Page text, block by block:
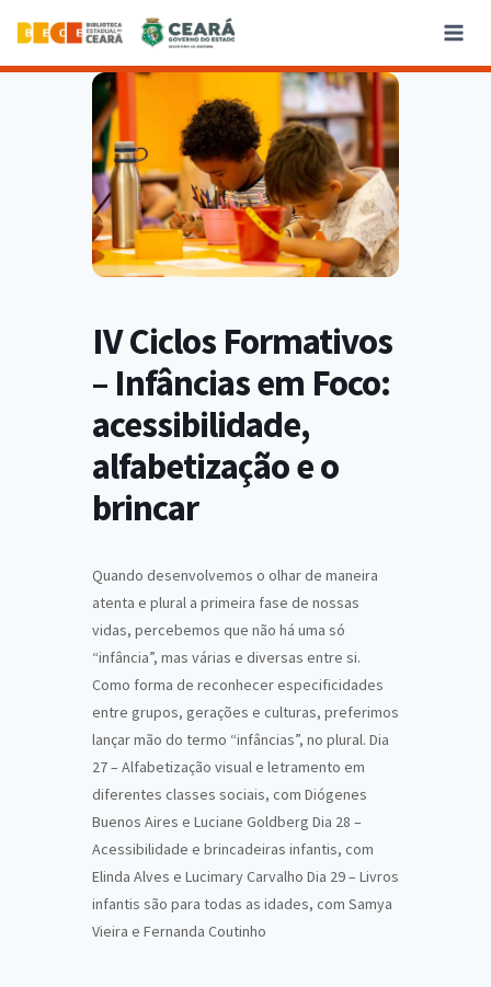
IV Ciclos Formativos
– Infâncias em Foco:
acessibilidade,
alfabetização e o
brincar
Quando desenvolvemos o olhar de maneira
atenta e plural a primeira fase de nossas
vidas, percebemos que não há uma só
“infância”, mas várias e diversas entre si.
Como forma de reconhecer especificidades
entre grupos, gerações e culturas, preferimos
lançar mão do termo “infâncias”, no plural. Dia
27 – Alfabetização visual e letramento em
diferentes classes sociais, com Diógenes
Buenos Aires e Luciane Goldberg Dia 28 –
Acessibilidade e brincadeiras infantis, com
Elinda Alves e Lucimary Carvalho Dia 29 – Livros
infantis são para todas as idades, com Samya
Vieira e Fernanda Coutinho